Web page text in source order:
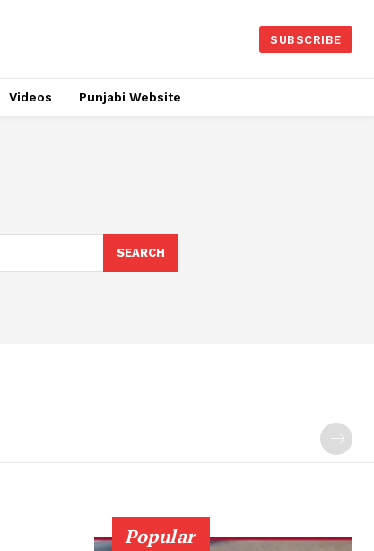
SUBSCRIBE
Videos Punjabi Website
SEARCH
Popular